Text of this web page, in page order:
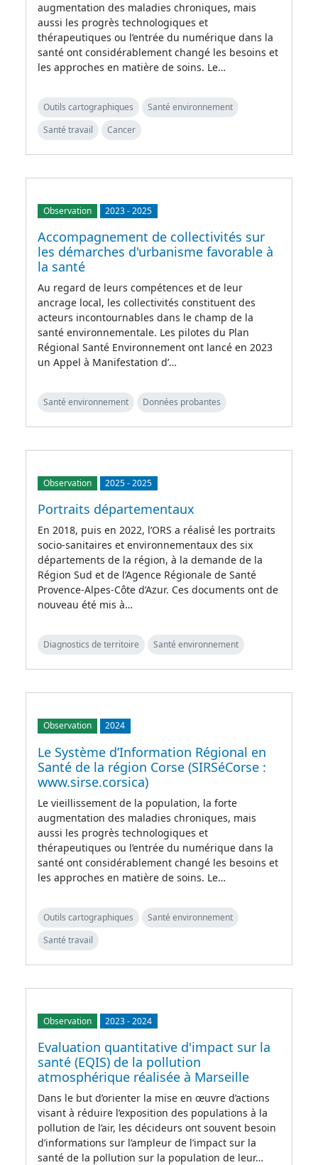
augmentation des maladies chroniques, mais
aussi les progrès technologiques et
thérapeutiques ou l’entrée du numérique dans la
santé ont considérablement changé les besoins et
les approches en matière de soins. Le…
Outils cartographiques
Santé environnement
Santé travail
Cancer
Observation 2023-2025
Accompagnement de collectivités sur
les démarches d'urbanisme favorable à
la santé
Au regard de leurs compétences et de leur
ancrage local, les collectivités constituent des
acteurs incontournables dans le champ de la
santé environnementale. Les pilotes du Plan
Régional Santé Environnement ont lancé en 2023
un Appel à Manifestation d’…
Santé environnement Données probantes
Observation 2025-2025
Portraits départementaux
En 2018, puis en 2022, l’ORS a réalisé les portraits
socio-sanitaires et environnementaux des six
départements de la région, à la demande de la
Région Sud et de l’Agence Régionale de Santé
Provence-Alpes-Côte d’Azur. Ces documents ont de
nouveau été mis à…
Diagnostics de territoire Santé environnement
Observation 2024
Le Système d’Information Régional en
Santé de la région Corse (SIRSéCorse :
www.sirse.corsica)
Le vieillissement de la population, la forte
augmentation des maladies chroniques, mais
aussi les progrès technologiques et
thérapeutiques ou l’entrée du numérique dans la
santé ont considérablement changé les besoins et
les approches en matière de soins. Le…
Outils cartographiques
Santé environnement
Santé travail
Observation 2023-2024
Evaluation quantitative d'impact sur la
santé (EQIS) de la pollution
atmosphérique réalisée à Marseille
Dans le but d’orienter la mise en œuvre d’actions
visant à réduire l’exposition des populations à la
pollution de l’air, les décideurs ont souvent besoin
d’informations sur l’ampleur de l’impact sur la
santé de la pollution sur la population de leur…